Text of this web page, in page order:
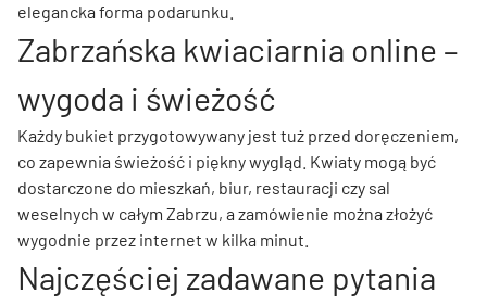
elegancka forma podarunku.
Zabrzańska kwiaciarnia online –
wygoda i świeżość
Każdy bukiet przygotowywany jest tuż przed doręczeniem,
co zapewnia świeżość i piękny wygląd. Kwiaty mogą być
dostarczone do mieszkań, biur, restauracji czy sal
weselnych w całym Zabrzu, a zamówienie można złożyć
wygodnie przez internet w kilka minut.
Najczęściej zadawane pytania